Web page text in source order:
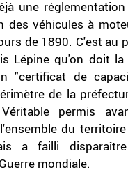
une
des véhicules à
de 1890. C'est au
Lépine qu'on doit
"certificat de
de la
permis
du
a failli
mondiale.